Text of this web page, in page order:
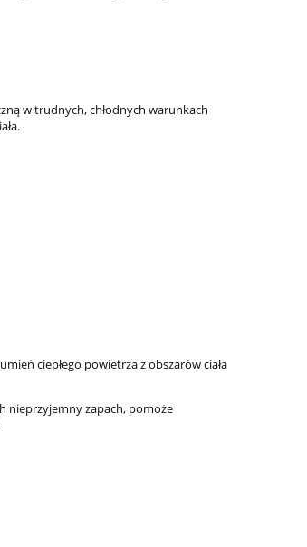
w trudnych, chłodnych warunkach
ciepłego powietrza z obszarów ciała
nieprzyjemny zapach, pomoże